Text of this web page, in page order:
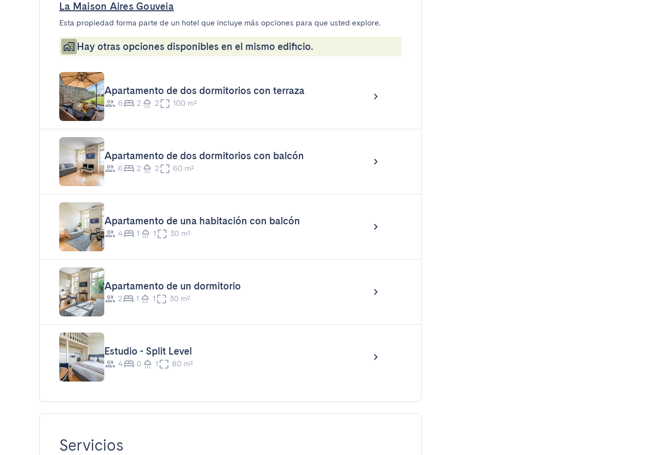
La Maison Aires Gouveia
Esta propiedad forma parte de un hotel que incluye más opciones para que usted explore.
Hay otras opciones disponibles en el mismo edificio.
Apartamento de dos dormitorios con terraza
6 2 2 100 m²
Apartamento de dos dormitorios con balcón
6 2 2 60 m²
Apartamento de una habitación con balcón
4 1 1 30 m²
Apartamento de un dormitorio
2 1 1 30 m²
Estudio - Split Level
4 0 1 80 m²
Servicios